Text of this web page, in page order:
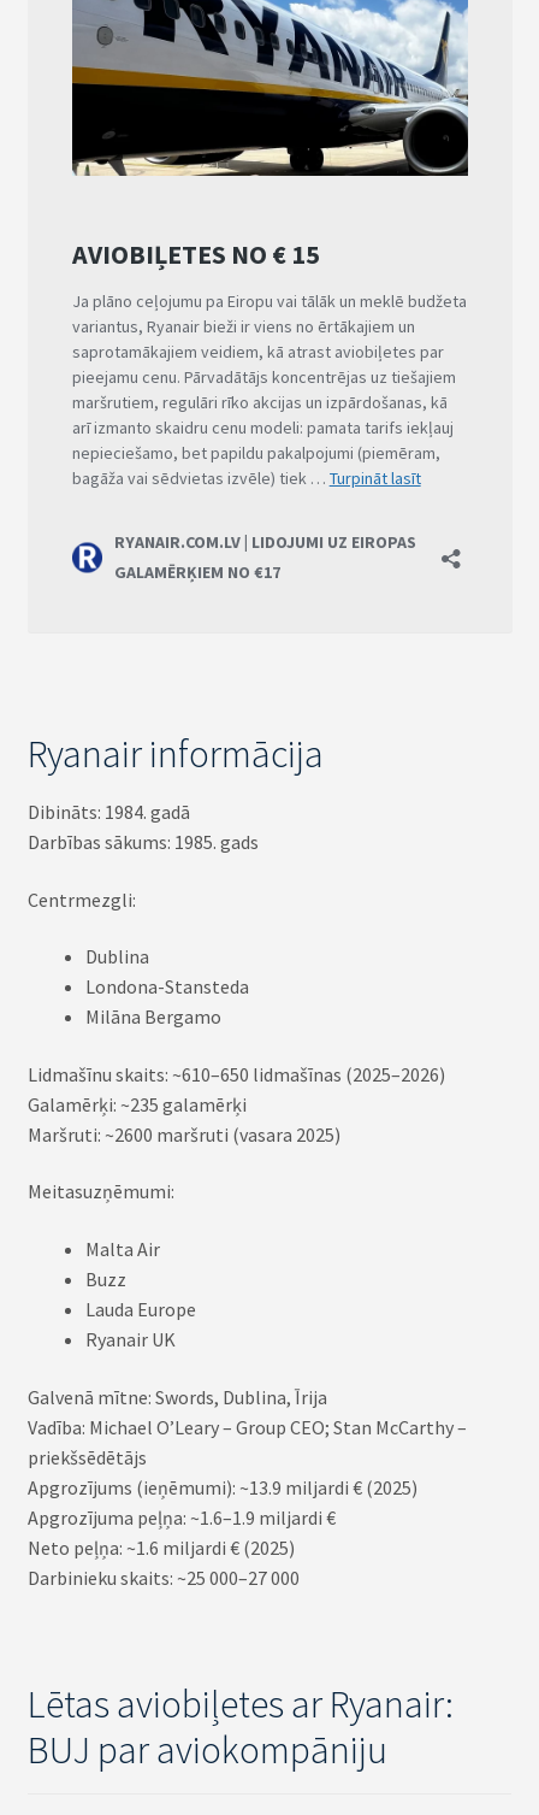
Ryanair informācija
Dibināts: 1984. gadā
Darbības sākums: 1985. gads
Centrmezgli:
Dublina
Londona-Stansteda
Milāna Bergamo
Lidmašīnu skaits: ~610–650 lidmašīnas (2025–2026)
Galamērķi: ~235 galamērķi
Maršruti: ~2600 maršruti (vasara 2025)
Meitasuzņēmumi:
Malta Air
Buzz
Lauda Europe
Ryanair UK
Galvenā mītne: Swords, Dublina, Īrija
Vadība: Michael O’Leary – Group CEO; Stan McCarthy –
priekšsēdētājs
Apgrozījums (ieņēmumi): ~13.9 miljardi € (2025)
Apgrozījuma peļņa: ~1.6–1.9 miljardi €
Neto peļņa: ~1.6 miljardi € (2025)
Darbinieku skaits: ~25 000–27 000
Lētas aviobiļetes ar Ryanair:
BUJ par aviokompāniju